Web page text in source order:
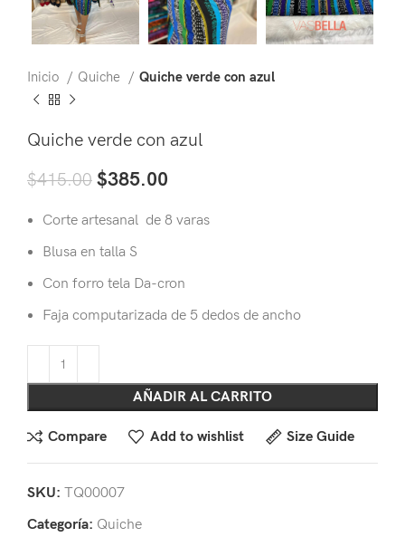
Inicio Quiche Quiche verde con azul
Quiche verde con azul
$415.00 $385.00
Corte artesanal de 8 varas
Blusa en talla S
Con forro tela Da-cron
Faja computarizada de 5 dedos de ancho
AÑADIR AL CARRITO
Compare Add to wishlist Size Guide
SKU: TQ00007
Categoría: Quiche